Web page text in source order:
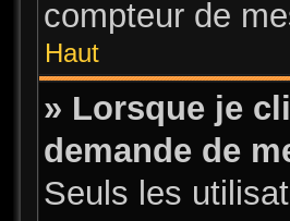
compteur de
Haut
» Lorsque je
demande de
Seuls les